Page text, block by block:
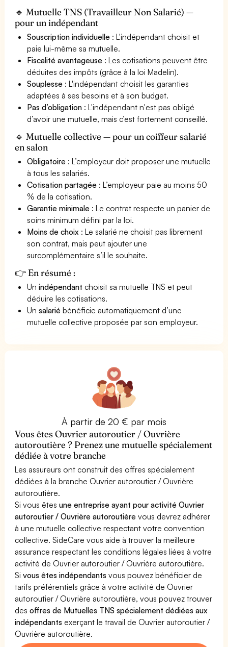
🔹 Mutuelle TNS (Travailleur Non Salarié) —
pour un indépendant
Souscription individuelle : L'indépendant choisit et
paie lui-même sa mutuelle.
Fiscalité avantageuse : Les cotisations peuvent être
déduites des impôts (grâce à la loi Madelin).
Souplesse : L'indépendant choisit les garanties
adaptées à ses besoins et à son budget.
Pas d’obligation : L'indépendant n'est pas obligé
d’avoir une mutuelle, mais c’est fortement conseillé.
🔹 Mutuelle collective — pour un coiffeur salarié
en salon
Obligatoire : L’employeur doit proposer une mutuelle
à tous les salariés.
Cotisation partagée : L’employeur paie au moins 50
% de la cotisation.
Garantie minimale : Le contrat respecte un panier de
soins minimum défini par la loi.
Moins de choix : Le salarié ne choisit pas librement
son contrat, mais peut ajouter une
surcomplémentaire s’il le souhaite.
👉 En résumé :
Unindépendant choisit sa mutuelle TNS et peut
déduire les cotisations.
Unsalarié bénéficie automatiquement d’une
mutuelle collective proposée par son employeur.
À partir de 20 € par mois
Vous êtes Ouvrier autoroutier / Ouvrière
autoroutière ? Prenez une mutuelle spécialement
dédiée à votre branche
Les assureurs ont construit des offres spécialement
dédiées à la branche Ouvrier autoroutier / Ouvrière
autoroutière.
Si vous êtesune entreprise ayant pour activité Ouvrier
autoroutier / Ouvrière autoroutière vous devrez adhérer
à une mutuelle collective respectant votre convention
collective. SideCare vous aide à trouver la meilleure
assurance respectant les conditions légales liées à votre
activité de Ouvrier autoroutier / Ouvrière autoroutière.
Sivous êtes indépendants vous pouvez bénéficier de
tarifs préférentiels grâce à votre activité de Ouvrier
autoroutier / Ouvrière autoroutière, vous pouvez trouver
desoffres de Mutuelles TNS spécialement dédiées aux
indépendants exerçant le travail de Ouvrier autoroutier /
Ouvrière autoroutière.